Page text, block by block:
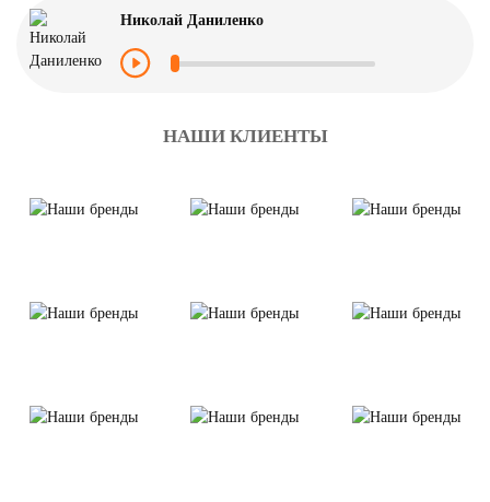
Николай Даниленко
НАШИ КЛИЕНТЫ